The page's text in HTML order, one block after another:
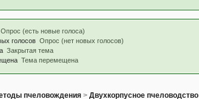
Опрос (есть новые голоса)
Опрос (нет новых голосов)
Закрытая тема
Тема перемещена
пчеловождения >Двухкорпусное пчеловодство